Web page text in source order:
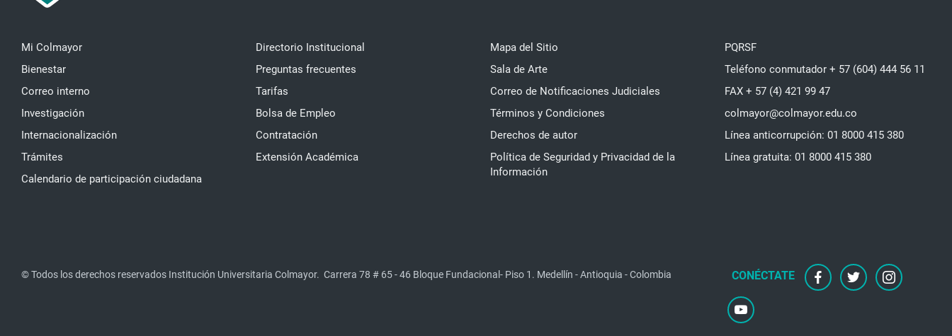
Mi Colmayor
Bienestar
Correo interno
Investigación
Internacionalización
Trámites
Calendario de participación ciudadana
Directorio Institucional
Preguntas frecuentes
Tarifas
Bolsa de Empleo
Contratación
Extensión Académica
Mapa del Sitio
Sala de Arte
Correo de Notificaciones Judiciales
Términos y Condiciones
Derechos de autor
Política de Seguridad y Privacidad de la
Información
PQRSF
Teléfono conmutador + 57 (604) 444 56 11
FAX + 57 (4) 421 99 47
colmayor@colmayor.edu.co
Línea anticorrupción: 01 8000 415 380
Línea gratuita: 01 8000 415 380
© Todos los derechos reservados Institución Universitaria Colmayor. Carrera 78 # 65 - 46 Bloque Fundacional- Piso 1. Medellín - Antioquia - Colombia